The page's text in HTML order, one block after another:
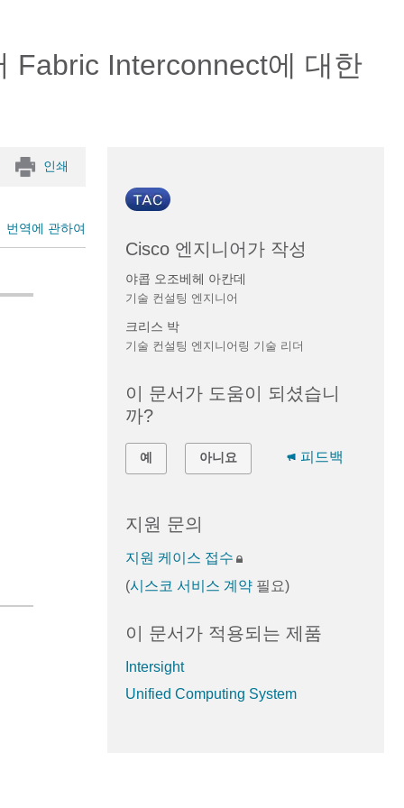
Fabric Interconnect에 대한
인쇄
번역에 관하여
Cisco 엔지니어가 작성
야콥 오조베헤 아칸데
기술 컨설팅 엔지니어
크리스 박
기술 컨설팅 엔지니어링 기술 리더
이 문서가 도움이 되셨습니
까?
예 아니요 피드백
지원 문의
지원 케이스 접수
(시스코 서비스 계약필요)
이 문서가 적용되는 제품
Intersight
Unified Computing System